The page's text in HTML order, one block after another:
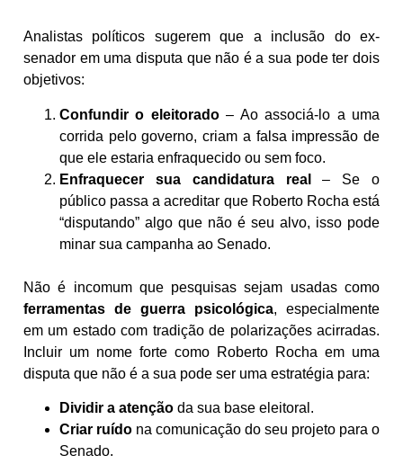
Analistas políticos sugerem que a inclusão do ex-
senador em uma disputa que não é a sua pode ter dois
objetivos:
Confundir o eleitorado– Ao associá-lo a uma
corrida pelo governo, criam a falsa impressão de
que ele estaria enfraquecido ou sem foco.
Enfraquecer sua candidatura real
– Se o
público passa a acreditar que Roberto Rocha está
“disputando” algo que não é seu alvo, isso pode
minar sua campanha ao Senado.
Não é incomum que pesquisas sejam usadas como
ferramentas de guerra psicológica, especialmente
em um estado com tradição de polarizações acirradas.
Incluir um nome forte como Roberto Rocha em uma
disputa que não é a sua pode ser uma estratégia para:
Dividir a atenção da sua base eleitoral.
Criar ruído na comunicação do seu projeto para o
Senado.